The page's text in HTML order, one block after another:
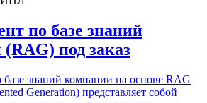
по базе знаний
под заказ
базе знаний компании на основе RAG
Generation) представляет собой